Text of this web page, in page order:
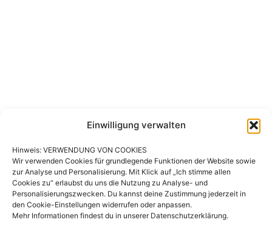
Einwilligung verwalten
Hinweis: VERWENDUNG VON COOKIES
Wir verwenden Cookies für grundlegende Funktionen der Website sowie
zur Analyse und Personalisierung. Mit Klick auf „Ich stimme allen
Cookies zu“ erlaubst du uns die Nutzung zu Analyse- und
Personalisierungszwecken. Du kannst deine Zustimmung jederzeit in
den Cookie-Einstellungen widerrufen oder anpassen.
Mehr Informationen findest du in unserer Datenschutzerklärung.